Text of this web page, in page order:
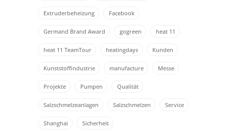
Extruderbeheizung Facebook
Germand Brand Award gogreen heat 11
heat 11 TeamTour heatingdays Kunden
Kunststoffindustrie manufacture Messe
Projekte Pumpen Qualität
Salzschmelzeanlagen Salzschmelzen Service
Shanghai Sicherheit